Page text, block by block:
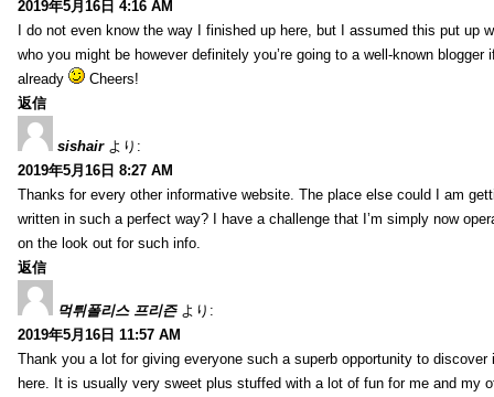
2019年5月16日 4:16 AM
I do not even know the way I finished up here, but I assumed this put up
who you might be however definitely you’re going to a well-known blogger
already
Cheers!
返信
sishair より:
2019年5月16日 8:27 AM
Thanks for every other informative website. The place else could I am
written in such a perfect way? I have a challenge that I’m simply now
on the look out for such info.
返信
먹튀폴리스 프리즌 より:
2019年5月16日 11:57 AM
Thank you a lot for giving everyone such a superb opportunity to discover
here. It is usually very sweet plus stuffed with a lot of fun for me and my